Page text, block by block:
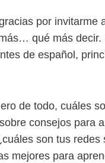
por
qué más
de español,
de todo, cuáles
consejos para
son tus
mejores para